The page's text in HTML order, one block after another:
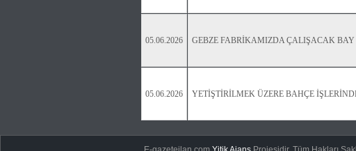
05.06.2026 GEBZE FABRİKAMIZDA ÇALIŞACAK BAY
05.06.2026 YETİŞTİRİLMEK ÜZERE BAHÇE